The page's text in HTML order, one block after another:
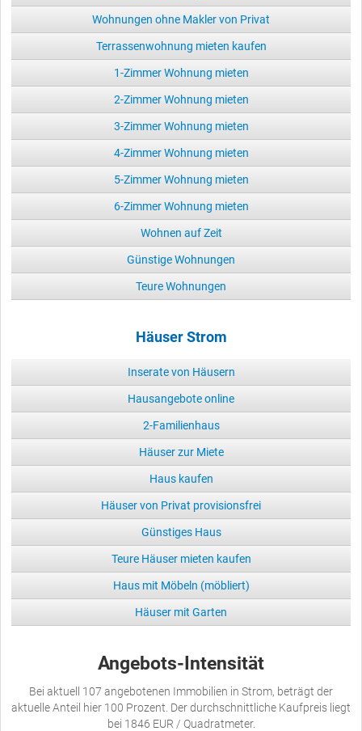
Wohnungen ohne Makler von Privat
Terrassenwohnung mieten kaufen
1-Zimmer Wohnung mieten
2-Zimmer Wohnung mieten
3-Zimmer Wohnung mieten
4-Zimmer Wohnung mieten
5-Zimmer Wohnung mieten
6-Zimmer Wohnung mieten
Wohnen auf Zeit
Günstige Wohnungen
Teure Wohnungen
Häuser Strom
Inserate von Häusern
Hausangebote online
2-Familienhaus
Häuser zur Miete
Haus kaufen
Häuser von Privat provisionsfrei
Günstiges Haus
Teure Häuser mieten kaufen
Haus mit Möbeln (möbliert)
Häuser mit Garten
Angebots-Intensität
Bei aktuell 107 angebotenen Immobilien in Strom, beträgt der
aktuelle Anteil hier 100 Prozent. Der durchschnittliche Kaufpreis liegt
bei 1846 EUR / Quadratmeter.